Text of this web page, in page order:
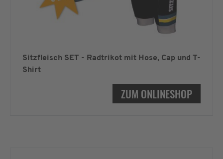
Sitzfleisch SET - Radtrikot mit Hose, Cap und T-
Shirt
ZUM ONLINESHOP